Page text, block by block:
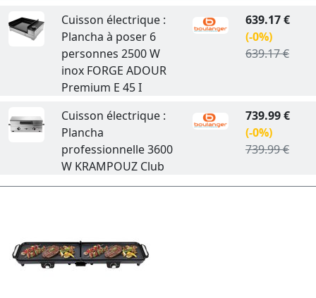
Cuisson électrique :
Plancha à poser 6
personnes 2500 W
inox FORGE ADOUR
Premium E 45 I
639.17 €
(-0%)
639.17 €
Cuisson électrique :
Plancha
professionnelle 3600
W KRAMPOUZ Club
739.99 €
(-0%)
739.99 €